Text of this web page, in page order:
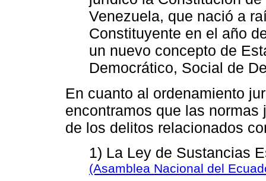
Venezuela, que nació a
Constituyente en el año
un nuevo concepto de
Democrático, Social de
En cuanto al ordenamiento
encontramos que las
de los delitos relacionados
1) La Ley de Sustancias
(Asamblea Nacional del